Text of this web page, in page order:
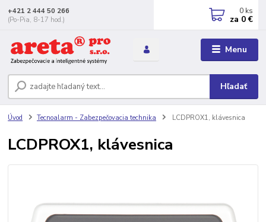
Menu
Hľadať
+421 2 444 50 266
(Po-Pia, 8-17 hod.)
0 ks
za 0 €
Úvod Tecnoalarm - Zabezpečovacia technika LCDPROX1, klávesnica
LCDPROX1, klávesnica